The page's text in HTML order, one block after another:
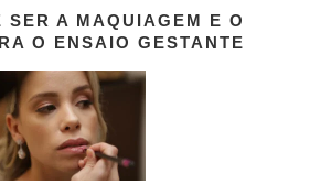
SER A MAQUIAGEM E O
O ENSAIO GESTANTE